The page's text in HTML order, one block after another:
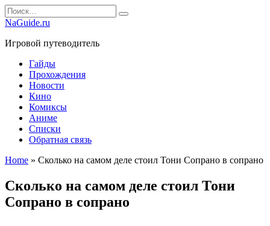
Перейти
к
Search
for:
NaGuide.ru
Игровой путеводитель
Гайды
Прохождения
Новости
Кино
Комиксы
Аниме
Списки
Обратная связь
Home » Сколько на самом деле стоил Тони Сопрано в сопрано
Сколько на самом деле стоил Тони
Сопрано в сопрано